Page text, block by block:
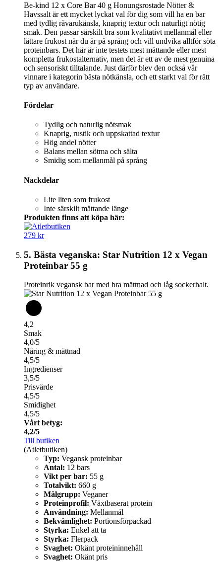
Be-kind 12 x Core Bar 40 g Honungsrostade Nötter &
Havssalt är ett mycket lyckat val för dig som vill ha en bar
med tydlig råvarukänsla, knaprig textur och naturligt nötig
smak. Den passar särskilt bra som kvalitativt mellanmål eller
lättare frukost när du är på språng och vill undvika alltför söta
proteinbars. Det här är inte testets mest mättande eller mest
kompletta frukostalternativ, men det är ett av de mest genuina
och sensoriskt tilltalande. Just därför blev den också vår
vinnare i kategorin bästa nötkänsla, och ett starkt val för rätt
typ av användare.
Fördelar
Tydlig och naturlig nötsmak
Knaprig, rustik och uppskattad textur
Hög andel nötter
Balans mellan sötma och sälta
Smidig som mellanmål på språng
Nackdelar
Lite liten som frukost
Inte särskilt mättande länge
Produkten finns att köpa här:
279 kr
5. Bästa veganska: Star Nutrition 12 x Vegan
Proteinbar 55 g
Proteinrik vegansk bar med bra mättnad och låg sockerhalt.
4,2
Smak
4,0/5
Näring & mättnad
4,5/5
Ingredienser
3,5/5
Prisvärde
4,5/5
Smidighet
4,5/5
Vårt betyg:
4,2/5
Till butiken
(Atletbutiken)
Typ: Vegansk proteinbar
Antal: 12 bars
Vikt per bar: 55 g
Totalvikt: 660 g
Målgrupp: Veganer
Proteinprofil: Växtbaserat protein
Användning: Mellanmål
Bekvämlighet: Portionsförpackad
Styrka: Enkel att ta
Styrka: Flerpack
Svaghet: Okänt proteininnehåll
Svaghet: Okänt pris